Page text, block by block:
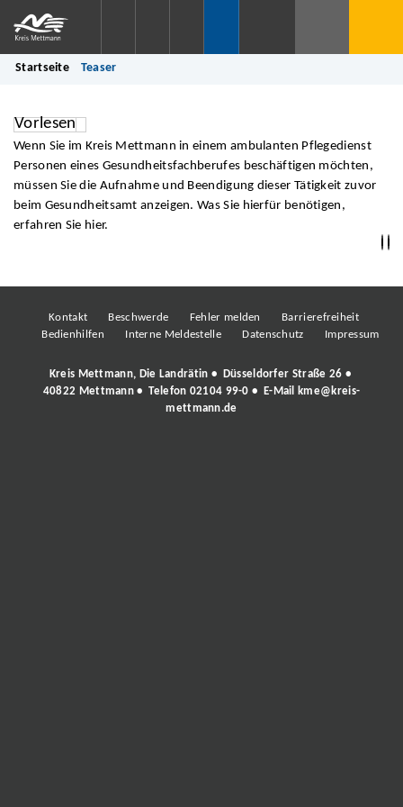
Startseite Teaser
Vorlesen
Wenn Sie im Kreis Mettmann in einem ambulanten Pflegedienst
Personen eines Gesundheitsfachberufes beschäftigen möchten,
müssen Sie die Aufnahme und Beendigung dieser Tätigkeit zuvor
beim Gesundheitsamt anzeigen. Was Sie hierfür benötigen,
erfahren Sie hier.
Kontakt Beschwerde Fehler melden
Barrierefreiheit
Bedienhilfen
Interne Meldestelle Datenschutz Impressum
Kreis Mettmann, Die Landrätin • Düsseldorfer Straße 26 •
40822 Mettmann • Telefon 02104 99-0 • E-Mail
kme@kreis-
mettmann.de